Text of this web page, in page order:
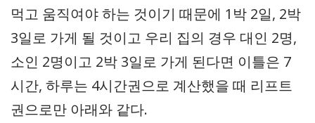
먹고 움직여야 하는 것이기 때문에 1박 2일, 2박
3일로 가게 될 것이고 우리 집의 경우 대인 2명,
소인 2명이고 2박 3일로 가게 된다면 이틀은 7
시간, 하루는 4시간권으로 계산했을 때 리프트
권으로만 아래와 같다.